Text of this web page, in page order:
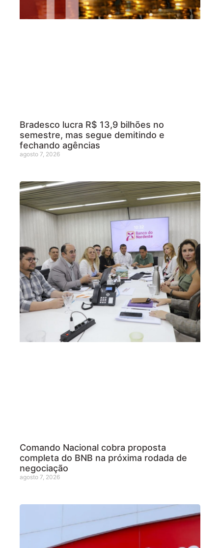
Bradesco lucra R$ 13,9 bilhões no
semestre, mas segue demitindo e
fechando agências
agosto 7, 2026
Comando Nacional cobra proposta
completa do BNB na próxima rodada de
negociação
agosto 7, 2026